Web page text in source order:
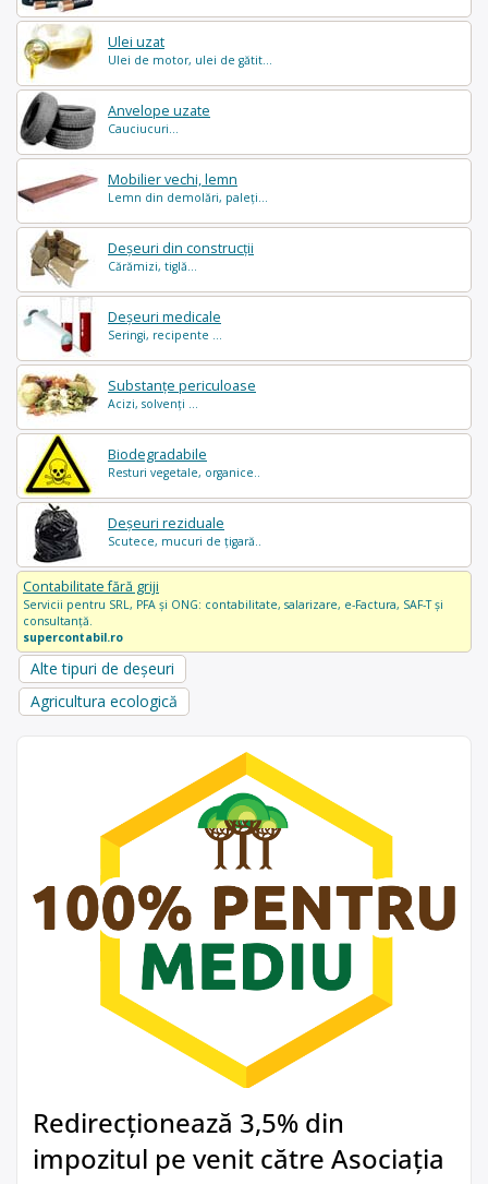
Ulei uzat
Ulei de motor, ulei de gătit...
Anvelope uzate
Cauciucuri...
Mobilier vechi, lemn
Lemn din demolări, paleți...
Deșeuri din construcții
Cărămizi, tiglă...
Deșeuri medicale
Seringi, recipente ...
Substanțe periculoase
Acizi, solvenți ...
Biodegradabile
Resturi vegetale, organice..
Deșeuri reziduale
Scutece, mucuri de țigară..
Contabilitate fără griji
Servicii pentru SRL, PFA și ONG: contabilitate, salarizare, e-Factura, SAF-T și
consultanță.
supercontabil.ro
Alte tipuri de deșeuri
Agricultura ecologică
Redirecționează 3,5% din
impozitul pe venit către Asociația